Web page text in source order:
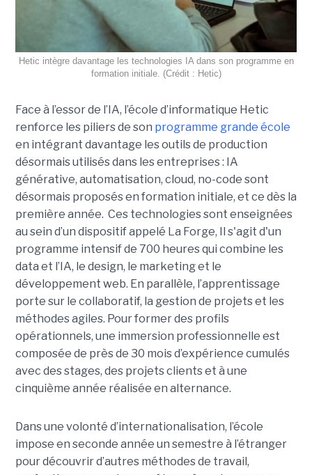
Hetic intègre davantage les technologies IA dans son programme en
formation initiale. (Crédit : Hetic)
Face à l’essor de l’IA, l’école d’informatique Hetic
renforce les piliers de son programme grande école
en intégrant davantage les outils de production
désormais utilisés dans les entreprises : IA
générative, automatisation, cloud, no-code sont
désormais proposés en formation initiale, et ce dès la
première année. Ces technologies sont enseignées
au sein d’un dispositif appelé La Forge, Il s'agit d'un
programme intensif de 700 heures qui combine les
data et l’IA, le design, le marketing et le
développement web. En parallèle, l’apprentissage
porte sur le collaboratif, la gestion de projets et les
méthodes agiles. Pour former des profils
opérationnels, une immersion professionnelle est
composée de près de 30 mois d’expérience cumulés
avec des stages, des projets clients et à une
cinquième année réalisée en alternance.
Dans une volonté d’internationalisation, l’école
impose en seconde année un semestre à l’étranger
pour découvrir d’autres méthodes de travail,